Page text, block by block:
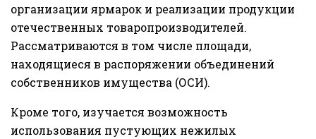
организации ярмарок и реализации продукции
отечественных товаропроизводителей.
Рассматриваются в том числе площади,
находящиеся в распоряжении объединений
собственников имущества (ОСИ).
Кроме того, изучается возможность
использования пустующих нежилых